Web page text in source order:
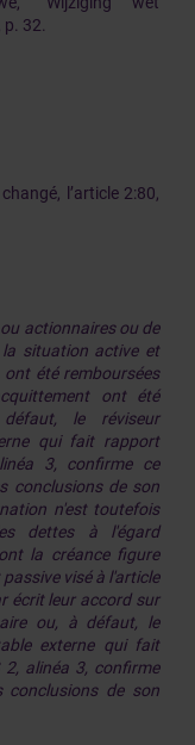
32.
l’article 2:80,
actionnaires ou de
situation active et
été remboursées
ont été
le réviseur
qui fait rapport
3, confirme ce
conclusions de son
n'est toutefois
dettes à l'égard
la créance figure
visé à l'article
écrit leur accord sur
ou, à défaut, le
externe qui fait
alinéa 3, confirme
conclusions de son